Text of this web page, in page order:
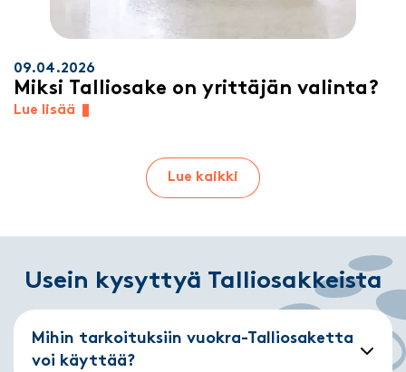
09.04.2026
Miksi Talliosake on yrittäjän valinta?
Lue lisää
Lue kaikki
Usein kysyttyä Talliosakkeista
Mihin tarkoituksiin vuokra-Talliosaketta
voi käyttää?